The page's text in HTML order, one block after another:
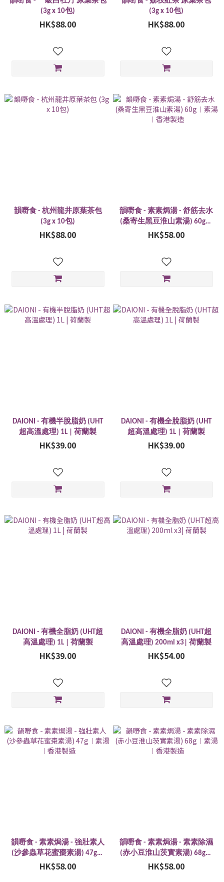
(3g x 10包)
HK$88.00
(3g x 10包)
HK$88.00
韻嘢食 - 杭州龍井原葉茶包
(3g x 10包)
HK$88.00
韻嘢食 - 素素焗湯 - 舒筋去水
(桑寄生黑豆淮山素湯) 60g︱
素湯︱香港製造
HK$58.00
DAIONI - 有機半脫脂奶 (UHT
超高溫處理) 1L | 荷蘭製
HK$39.00
DAIONI - 有機全脫脂奶 (UHT
超高溫處理) 1L | 荷蘭製
HK$39.00
DAIONI - 有機全脂奶 (UHT超
高溫處理) 1L | 荷蘭製
HK$39.00
DAIONI - 有機全脂奶 (UHT超
高溫處理) 200ml x3| 荷蘭製
HK$54.00
韻嘢食 - 素素焗湯 - 強壯素人
(沙參蟲草花蜜棗素湯) 47g︱
素湯︱香港製造
HK$58.00
韻嘢食 - 素素焗湯 - 素素除濕
(赤小豆淮山茨實素湯) 68g︱
素湯︱香港製造
HK$58.00